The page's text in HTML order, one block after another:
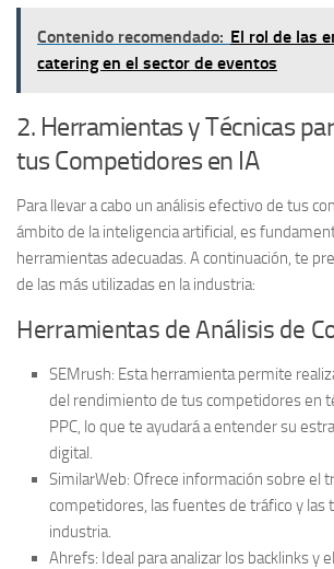
Contenido recomendado: El rol de las
catering en el sector de eventos
2. Herramientas y Técnicas
tus Competidores en IA
Para llevar a cabo un análisis efectivo de tus
ámbito de la inteligencia artificial, es
herramientas adecuadas. A continuación, te
de las más utilizadas en la industria:
Herramientas de Análisis de
SEMrush: Esta herramienta permite
del rendimiento de tus competidores en
PPC, lo que te ayudará a entender su
digital.
SimilarWeb: Ofrece información sobre el
competidores, las fuentes de tráfico y las
industria.
Ahrefs: Ideal para analizar los backlinks y